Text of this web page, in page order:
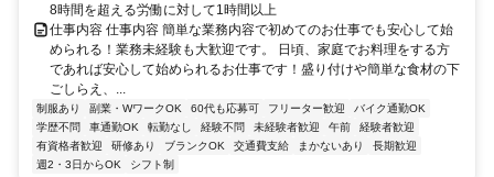
8時間を超える労働に対して1時間以上
仕事内容 仕事内容 簡単な業務内容で初めてのお仕事でも安心して始
められる！業務未経験も大歓迎です。 日頃、家庭でお料理をする方
であれば安心して始められるお仕事です！盛り付けや簡単な食材の下
ごしらえ、...
制服あり 副業・WワークOK 60代も応募可 フリーター歓迎
バイク通勤OK
学歴不問
車通勤OK 転勤なし 経験不問 未経験者歓迎 午前
経験者歓迎
有資格者歓迎
研修あり ブランクOK 交通費支給 まかないあり
長期歓迎
週2・3日からOK
シフト制